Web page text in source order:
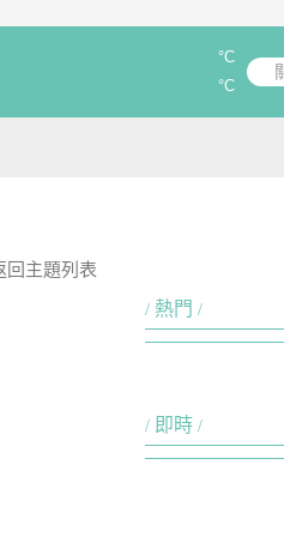
°C
°C
回主題列表
熱門
即時